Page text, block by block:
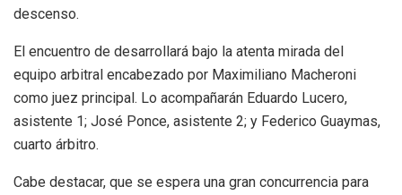
descenso.
El encuentro de desarrollará bajo la atenta mirada del
equipo arbitral encabezado por Maximiliano Macheroni
como juez principal. Lo acompañarán Eduardo Lucero,
asistente 1; José Ponce, asistente 2; y Federico Guaymas,
cuarto árbitro.
Cabe destacar, que se espera una gran concurrencia para